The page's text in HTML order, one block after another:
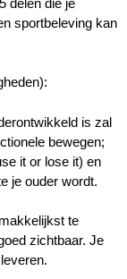
sportbeleving kan
is zal
bewegen;
it or lose it) en
je ouder wordt.
te
zichtbaar. Je